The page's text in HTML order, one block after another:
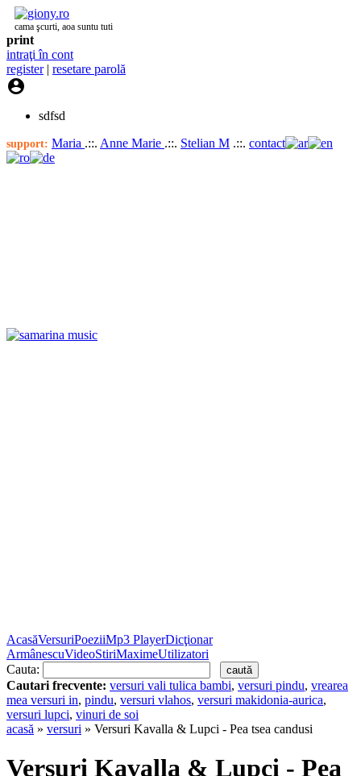
cama şcurti, aoa suntu tuti
print
intraţi în cont
register| resetare parolă

sdfsd
support: Maria .::. Anne Marie .::. Stelian M .::. contact
AcasăVersuriPoeziiMp3 PlayerDicţionar
ArmânescuVideoStiriMaximeUtilizatori
Cauta:
Cautari frecvente: versuri vali tulica bambi, versuri pindu, vrearea
mea versuri in, pindu, versuri vlahos, versuri makidonia-aurica,
versuri lupci, vinuri de soi
acasă » versuri » Versuri Kavalla & Lupci - Pea tsea candusi
Versuri Kavalla & Lupci - Pea